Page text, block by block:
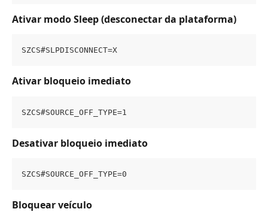
Ativar modo Sleep (desconectar da plataforma)
SZCS#SLPDISCONNECT=X
Ativar bloqueio imediato
SZCS#SOURCE_OFF_TYPE=1
Desativar bloqueio imediato
SZCS#SOURCE_OFF_TYPE=0
Bloquear veículo